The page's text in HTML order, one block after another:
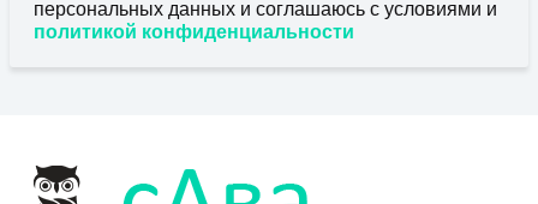
персональных данных и соглашаюсь с условиями и
политикой конфиденциальности